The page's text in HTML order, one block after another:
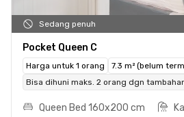
Sedang penuh
Pocket Queen C
Harga untuk 1 orang
7.3 m² (belum
Bisa dihuni maks. 2 orang dgn
Queen Bed 160x200 cm